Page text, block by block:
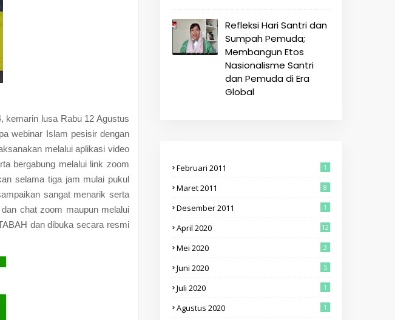
kemarin lusa Rabu 12 Agustus
webinar Islam pesisir dengan
melalui aplikasi video
bergabung melalui link zoom
selama tiga jam mulai pukul
sangat menarik serta
chat zoom maupun melalui
dan dibuka secara resmi
Refleksi Hari Santri dan
Sumpah Pemuda;
Membangun Etos
Nasionalisme Santri
dan Pemuda di Era
Global
Februari 2011 1
Maret 2011 8
Desember 2011 1
April 2020 12
Mei 2020 3
Juni 2020 5
Juli 2020 1
Agustus 2020 1